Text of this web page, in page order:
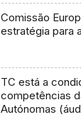
Comissão
estratégia para
TC está a
competências
Autónomas